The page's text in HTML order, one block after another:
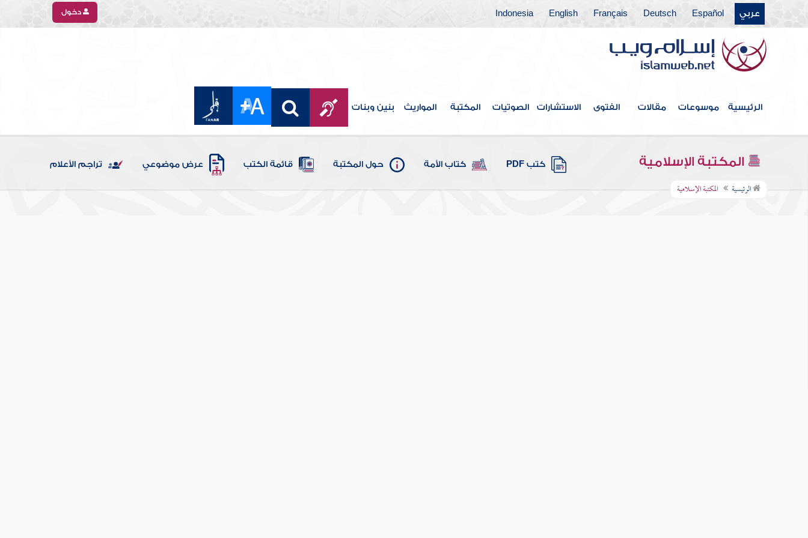
عربي Español
Deutsch
Français
English
Indonesia دخول
الرئيسية موسوعات مقالات الفتوى الاستشارات الصوتيات المكتبة المواريث بنين وبنات
المكتبة الإسلامية كتب PDF كتاب الأمة حول المكتبة قائمة الكتب عرض موضوعي تراجم الأعلام
الرئيسية المكتبة الإسلامية